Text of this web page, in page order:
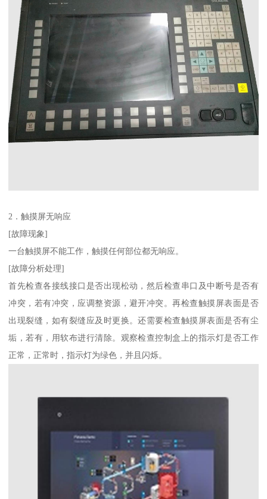
2．触摸屏无响应
[故障现象]
一台触摸屏不能工作，触摸任何部位都无响应。
[故障分析处理]
首先检查各接线接口是否出现松动，然后检查串口及中断号是否有
冲突，若有冲突，应调整资源，避开冲突。再检查触摸屏表面是否
出现裂缝，如有裂缝应及时更换。还需要检查触摸屏表面是否有尘
垢，若有，用软布进行清除。观察检查控制盒上的指示灯是否工作
正常，正常时，指示灯为绿色，并且闪烁。